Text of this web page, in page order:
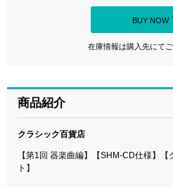
BUY NOW
在庫情報は購入先にてご
商品紹介
クラシック百貨店
【第1回 器楽曲編】【SHM-CD仕様】
ト】